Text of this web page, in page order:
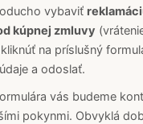
vybaviť
kúpnej zmluvy
na príslušný
a odoslať.
vás budeme
pokynmi. Obvyklá